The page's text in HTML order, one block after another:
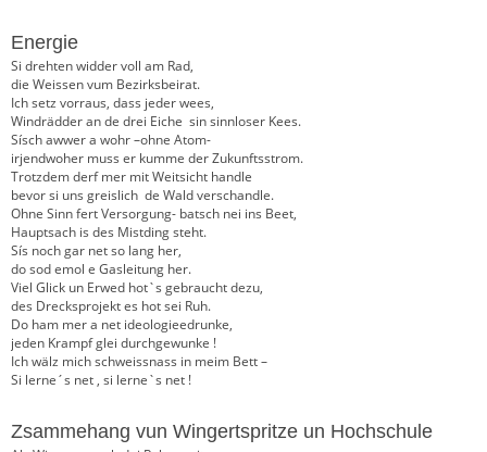
Energie
Si drehten widder voll am Rad,
die Weissen vum Bezirksbeirat.
Ich setz vorraus, dass jeder wees,
Windrädder an de drei Eiche sin sinnloser Kees.
Sísch awwer a wohr –ohne Atom-
irjendwoher muss er kumme der Zukunftsstrom.
Trotzdem derf mer mit Weitsicht handle
bevor si uns greislich de Wald verschandle.
Ohne Sinn fert Versorgung- batsch nei ins Beet,
Hauptsach is des Mistding steht.
Sís noch gar net so lang her,
do sod emol e Gasleitung her.
Viel Glick un Erwed hot`s gebraucht dezu,
des Drecksprojekt es hot sei Ruh.
Do ham mer a net ideologieedrunke,
jeden Krampf glei durchgewunke !
Ich wälz mich schweissnass in meim Bett –
Si lerne´s net , si lerne`s net !
Zsammehang vun Wingertspritze un Hochschule